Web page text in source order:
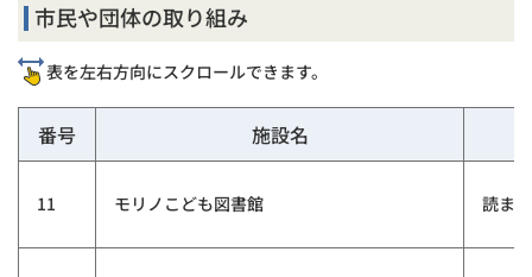
市民や団体の取り組み
表を左右方向にスクロールできます。
番号 施設名
11 モリノこども図書館 読ま